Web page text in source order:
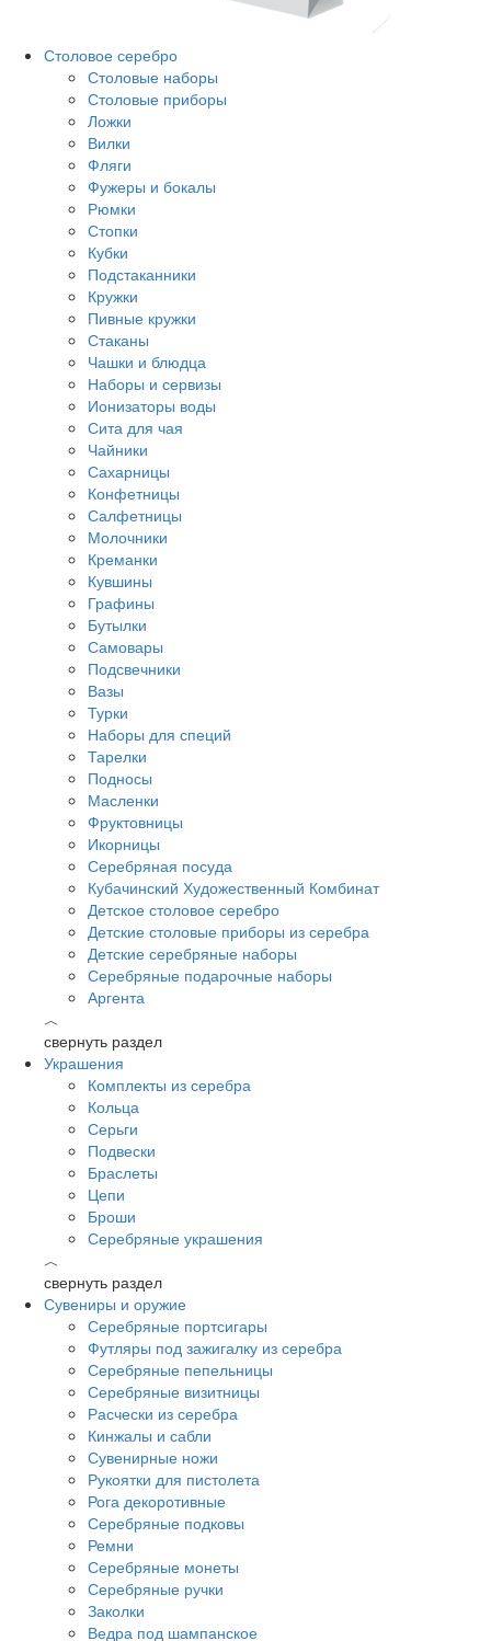
Столовое серебро
Столовые наборы
Столовые приборы
Ложки
Вилки
Фляги
Фужеры и бокалы
Рюмки
Стопки
Кубки
Подстаканники
Кружки
Пивные кружки
Стаканы
Чашки и блюдца
Наборы и сервизы
Ионизаторы воды
Сита для чая
Чайники
Сахарницы
Конфетницы
Салфетницы
Молочники
Креманки
Кувшины
Графины
Бутылки
Самовары
Подсвечники
Вазы
Турки
Наборы для специй
Тарелки
Подносы
Масленки
Фруктовницы
Икорницы
Серебряная посуда
Кубачинский Художественный Комбинат
Детское столовое серебро
Детские столовые приборы из серебра
Детские серебряные наборы
Серебряные подарочные наборы
Аргента
︿
свернуть раздел
Украшения
Комплекты из серебра
Кольца
Серьги
Подвески
Браслеты
Цепи
Броши
Серебряные украшения
︿
свернуть раздел
Сувениры и оружие
Серебряные портсигары
Футляры под зажигалку из серебра
Серебряные пепельницы
Серебряные визитницы
Расчески из серебра
Кинжалы и сабли
Сувенирные ножи
Рукоятки для пистолета
Рога декоротивные
Серебряные подковы
Ремни
Серебряные монеты
Серебряные ручки
Заколки
Ведра под шампанское